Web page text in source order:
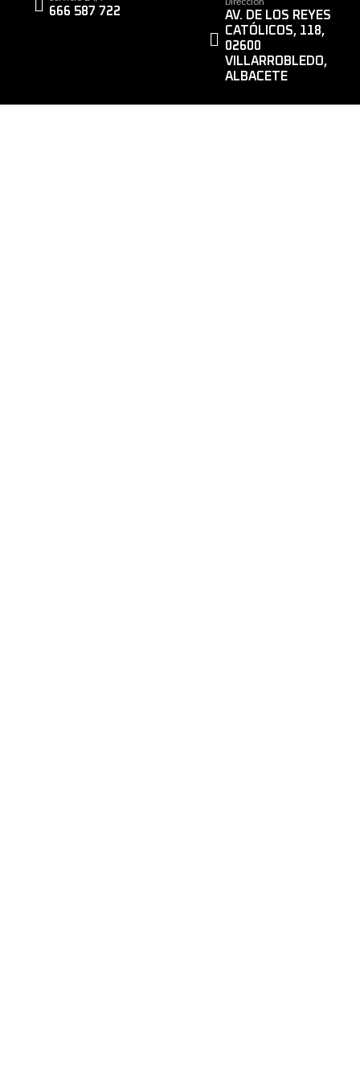
666 587 722
AV. DE LOS REYES
CATÓLICOS, 118,
02600
VILLARROBLEDO,
ALBACETE